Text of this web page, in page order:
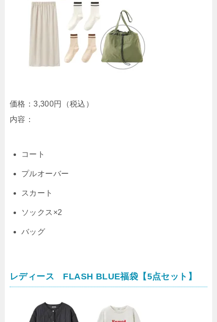
価格：3,300円（税込）
内容：
コート
プルオーバー
スカート
ソックス×2
バッグ
レディース FLASH BLUE福袋【5点セット】